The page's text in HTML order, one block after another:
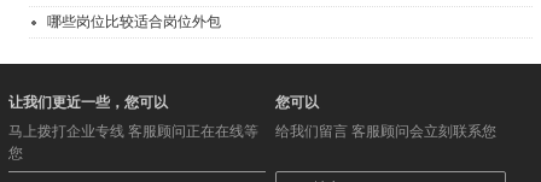
哪些岗位比较适合岗位外包
让我们更近一些，您可以
马上拨打企业专线 客服顾问正在在线等
您
您可以
给我们留言 客服顾问会立刻联系您